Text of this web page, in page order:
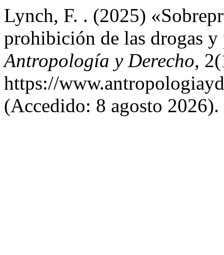
Lynch, F. . (2025)
prohibición de las drogas y
Antropología y Derecho,
https://
(Accedido: 8 agosto 2026).